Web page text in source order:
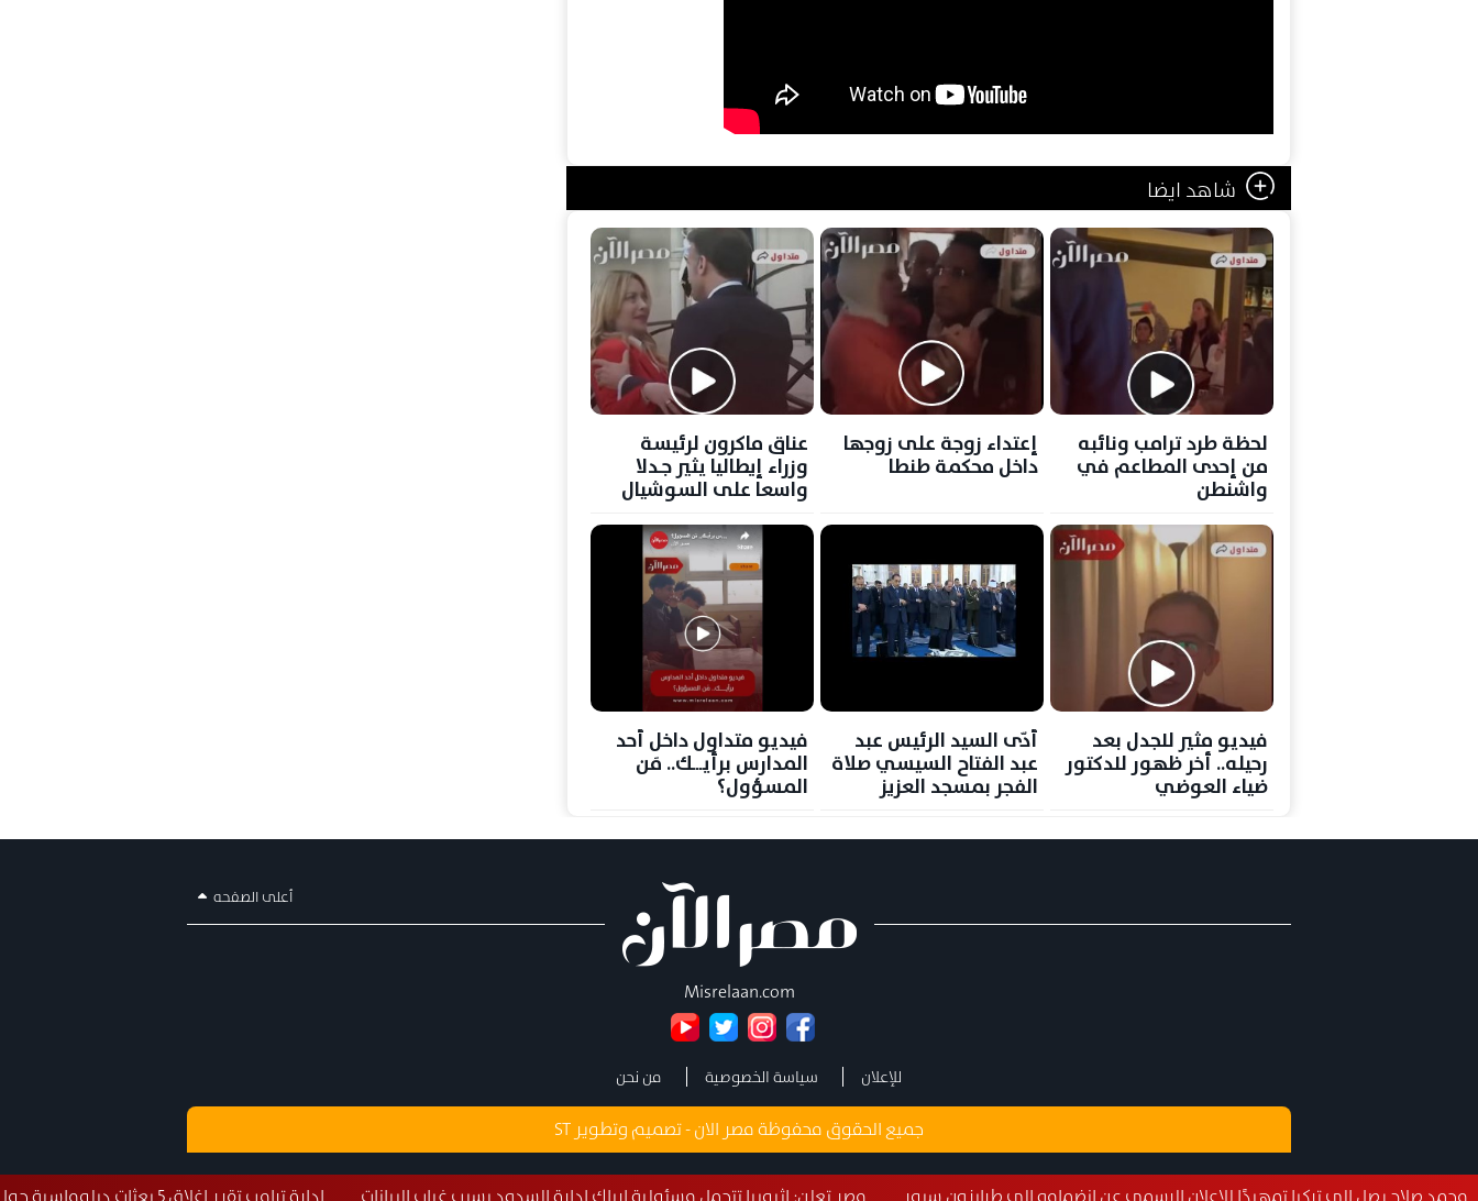
تركيا تمهيدًا للإعلان الرسمي عن انضمامه إلى طرابزون سبور مصر تعلن: إثيوبيا تتحمل مسئولية إرباك إدارة السدود بسبب غياب البيانات إدارة ترامب تقرر إغلاق 5 بعثات دبلوماسية حول العالم
شاهد ايضا
لحظة طرد ترامب ونائبه
من إحدى المطاعم في
واشنطن
إعتداء زوجة على زوجها
داخل محكمة طنطا
عناق ماكرون لرئيسة
وزراء إيطاليا يثير جـدلا
واسعا على السوشيال
فيديو مثير للجدل بعد
رحيله.. أخر ظهور للدكتور
ضياء العوضي
أدّى السيد الرئيس عبد
عبد الفتاح السيسي صلاة
الفجر بمسجد العزيز
إيذانًا بافتتاح المسجد
فيديو متداول داخل أحد
المدارس برأيـــك.. مَن
المسؤول؟
أعلى الصفحه
Misrelaan.com
للإعلان سياسة الخصوصية من نحن
جميع الحقوق محفوظة مصر الان - تصميم وتطوير ST